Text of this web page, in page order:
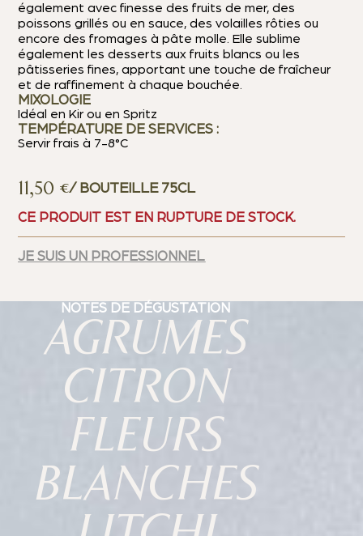
également avec finesse des fruits de mer, des
poissons grillés ou en sauce, des volailles rôties ou
encore des fromages à pâte molle. Elle sublime
également les desserts aux fruits blancs ou les
pâtisseries fines, apportant une touche de fraîcheur
et de raffinement à chaque bouchée.
MIXOLOGIE
Idéal en Kir ou en Spritz
TEMPÉRATURE DE SERVICES :
Servir frais à 7-8°C
11,50 €/ BOUTEILLE 75CL
CE PRODUIT EST EN RUPTURE DE STOCK.
JE SUIS UN PROFESSIONNEL
NOTES DE DÉGUSTATION
AGRUMES
CITRON
FLEURS
BLANCHES